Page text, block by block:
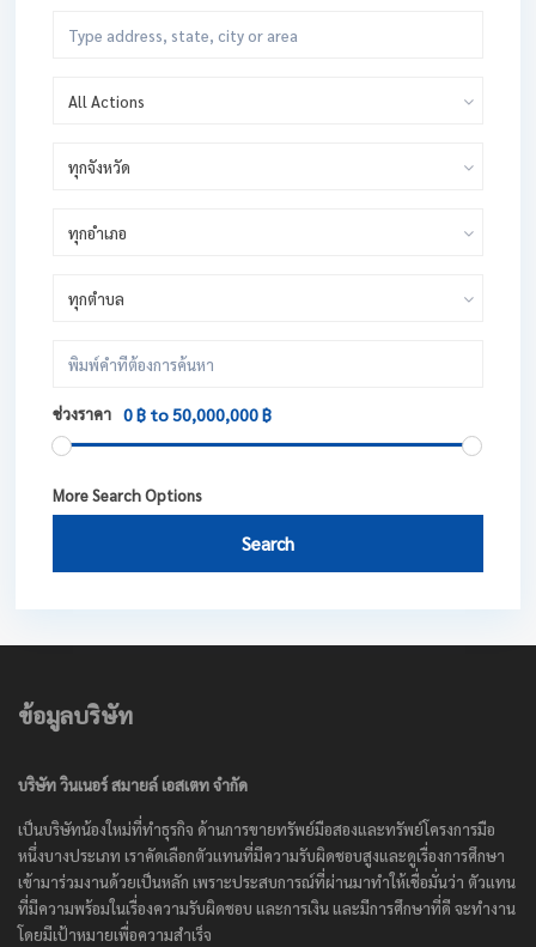
All Actions
ทุกจังหวัด
ทุกอำเภอ
ทุกตำบล
ช่วงราคา 0 ฿ to 50,000,000 ฿
More Search Options
Search
ข้อมูลบริษัท
บริษัท วินเนอร์ สมายล์ เอสเตท จำกัด
เป็นบริษัทน้องใหม่ที่ทำธุรกิจ ด้านการขายทรัพย์มือสองและทรัพย์โครงการมือ
หนึ่งบางประเภท เราคัดเลือกตัวแทนที่มีความรับผิดชอบสูงและดูเรื่องการศึกษา
เข้ามาร่วมงานด้วยเป็นหลัก เพราะประสบการณ์ที่ผ่านมาทำให้เชื่อมั่นว่า ตัวแทน
ที่มีความพร้อมในเรื่องความรับผิดชอบ และการเงิน และมีการศึกษาที่ดี จะทำงาน
โดยมีเป้าหมายเพื่อความสำเร็จ